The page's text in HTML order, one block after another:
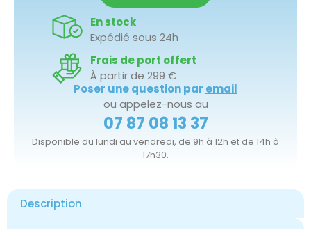
En stock
Expédié sous 24h
Frais de port offert
À partir de 299 €
Poser une question par email
ou appelez-nous au
07 87 08 13 37
Disponible du lundi au vendredi, de 9h à 12h et de 14h à
17h30.
Description